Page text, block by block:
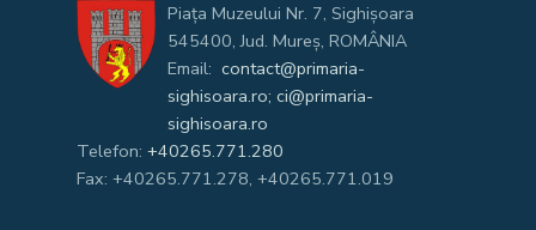
Piața Muzeului Nr. 7, Sighişoara
545400, Jud. Mureş, ROMÂNIA
Email: contact@primaria-
sighisoara.ro; ci@primaria-
sighisoara.ro
Telefon: +40265.771.280
Fax: +40265.771.278, +40265.771.019